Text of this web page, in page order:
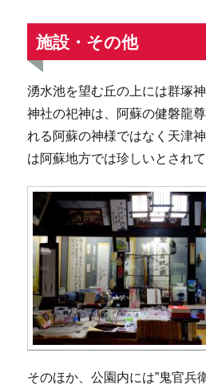
施設・その他
湧水池を望む丘の上には群塚
神社の祀神は、阿蘇の健磐龍
れる阿蘇の神様ではなく天津
は阿蘇地方では珍しいとされて
そのほか、公園内には”鬼官兵